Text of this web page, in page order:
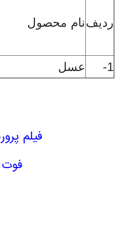
ردیفنام محصول
1-
عسل
فیلم
فوت